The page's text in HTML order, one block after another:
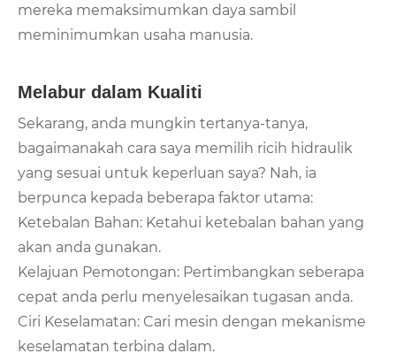
mereka memaksimumkan daya sambil
meminimumkan usaha manusia.
Melabur dalam Kualiti
Sekarang, anda mungkin tertanya-tanya,
bagaimanakah cara saya memilih ricih hidraulik
yang sesuai untuk keperluan saya? Nah, ia
berpunca kepada beberapa faktor utama:
Ketebalan Bahan: Ketahui ketebalan bahan yang
akan anda gunakan.
Kelajuan Pemotongan: Pertimbangkan seberapa
cepat anda perlu menyelesaikan tugasan anda.
Ciri Keselamatan: Cari mesin dengan mekanisme
keselamatan terbina dalam.